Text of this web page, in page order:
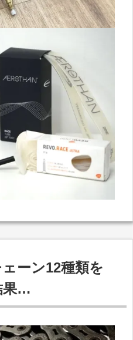
ーン12種類を
果…